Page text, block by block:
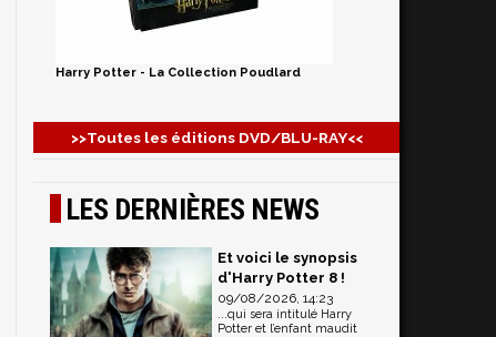
Harry Potter - La Collection Poudlard
>>Toutes les éditions DVD/BLU-RAY<<
LES DERNIÈRES NEWS
Et voici le synopsis
d'Harry Potter 8 !
09/08/2026, 14:23
...qui sera intitulé Harry
Potter et l’enfant maudit